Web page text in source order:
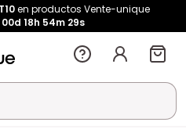
en productos Vente-unique
00d 18h 54m 29s